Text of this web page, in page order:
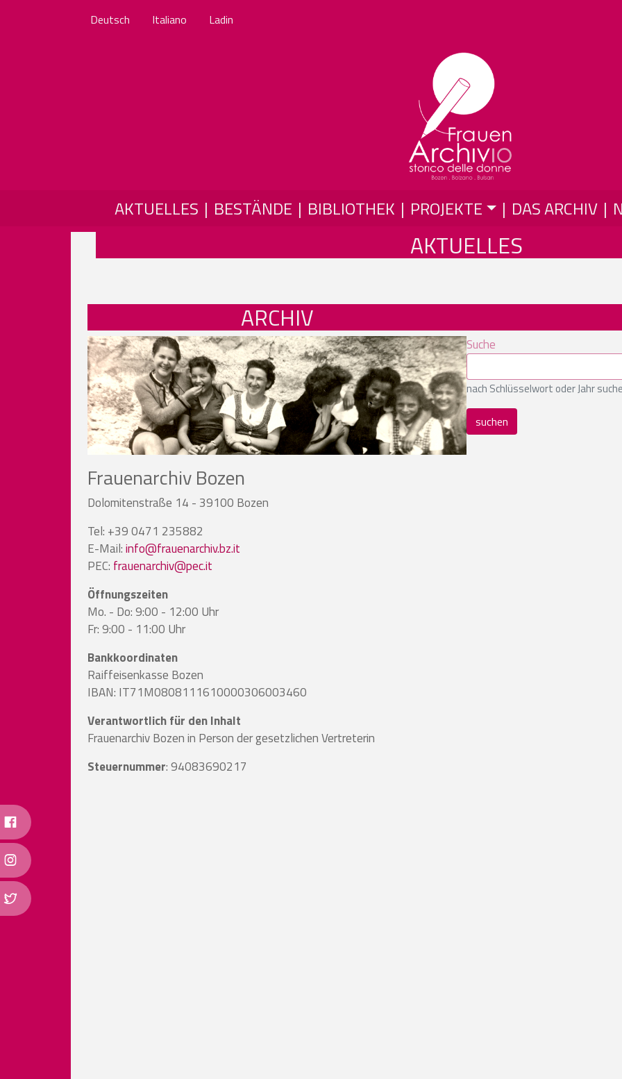
Deutsch Italiano Ladin
MAIN NAVIGATION
AKTUELLES BESTÄNDE BIBLIOTHEK PROJEKTE DAS ARCHIV
AKTUELLES
ARCHIV
Frauenarchiv Bozen
Dolomitenstraße 14 - 39100 Bozen
Tel: +39 0471 235882
E-Mail:info@frauenarchiv.bz.it
PEC: frauenarchiv@pec.it
Öffnungszeiten
Mo. - Do: 9:00 - 12:00 Uhr
Fr: 9:00 - 11:00 Uhr
Bankkoordinaten
Raiffeisenkasse Bozen
IBAN: IT71M0808111610000306003460
Verantwortlich für den Inhalt
Frauenarchiv Bozen in Person der gesetzlichen Vertreterin
Steuernummer: 94083690217
Suche
nach Schlüsselwort oder Jahr
suchen